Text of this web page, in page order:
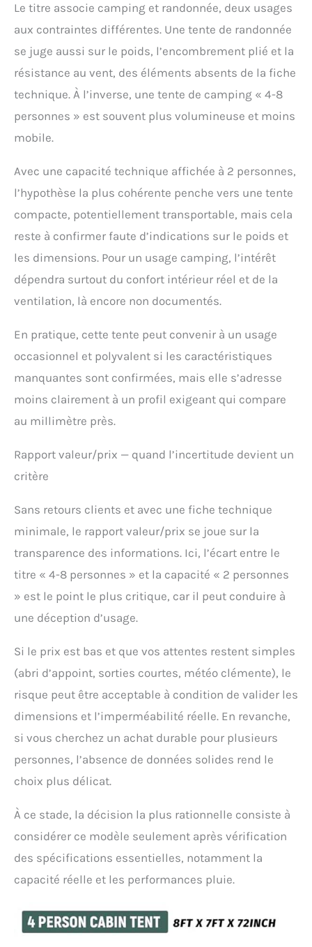
Le titre associe camping et randonnée, deux usages
aux contraintes différentes. Une tente de randonnée
se juge aussi sur le poids, l’encombrement plié et la
résistance au vent, des éléments absents de la fiche
technique. À l’inverse, une tente de camping « 4-8
personnes » est souvent plus volumineuse et moins
mobile.
Avec une capacité technique affichée à 2 personnes,
l’hypothèse la plus cohérente penche vers une tente
compacte, potentiellement transportable, mais cela
reste à confirmer faute d’indications sur le poids et
les dimensions. Pour un usage camping, l’intérêt
dépendra surtout du confort intérieur réel et de la
ventilation, là encore non documentés.
En pratique, cette tente peut convenir à un usage
occasionnel et polyvalent si les caractéristiques
manquantes sont confirmées, mais elle s’adresse
moins clairement à un profil exigeant qui compare
au millimètre près.
Rapport valeur/prix — quand l’incertitude devient un
critère
Sans retours clients et avec une fiche technique
minimale, le rapport valeur/prix se joue sur la
transparence des informations. Ici, l’écart entre le
titre « 4-8 personnes » et la capacité « 2 personnes
» est le point le plus critique, car il peut conduire à
une déception d’usage.
Si le prix est bas et que vos attentes restent simples
(abri d’appoint, sorties courtes, météo clémente), le
risque peut être acceptable à condition de valider les
dimensions et l’imperméabilité réelle. En revanche,
si vous cherchez un achat durable pour plusieurs
personnes, l’absence de données solides rend le
choix plus délicat.
À ce stade, la décision la plus rationnelle consiste à
considérer ce modèle seulement après vérification
des spécifications essentielles, notamment la
capacité réelle et les performances pluie.